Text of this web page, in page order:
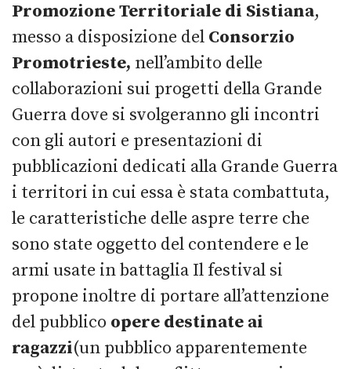
Promozione Territoriale di Sistiana,
messo a disposizione del Consorzio
Promotrieste, nell’ambito delle
collaborazioni sui progetti della Grande
Guerra dove si svolgeranno gli incontri
con gli autori e presentazioni di
pubblicazioni dedicati alla Grande Guerra
i territori in cui essa è stata combattuta,
le caratteristiche delle aspre terre che
sono state oggetto del contendere e le
armi usate in battaglia Il festival si
propone inoltre di portare all’attenzione
del pubblico opere destinate ai
ragazzi(un pubblico apparentemente